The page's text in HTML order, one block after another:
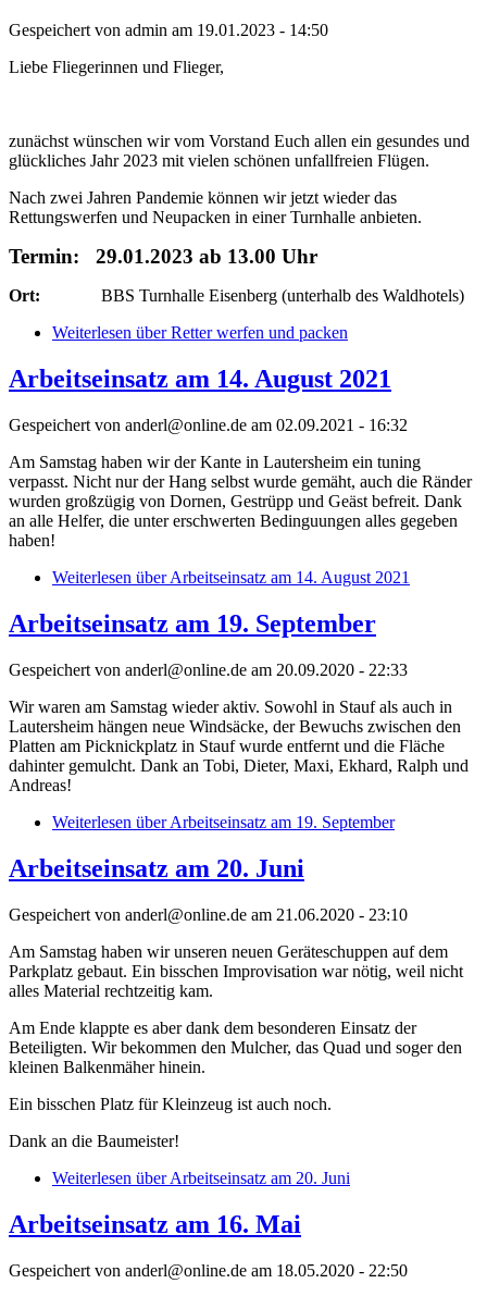
Gespeichert von admin am 19.01.2023 - 14:50
Liebe Fliegerinnen und Flieger,
zunächst wünschen wir vom Vorstand Euch allen ein gesundes und
glückliches Jahr 2023 mit vielen schönen unfallfreien Flügen.
Nach zwei Jahren Pandemie können wir jetzt wieder das
Rettungswerfen und Neupacken in einer Turnhalle anbieten.
Termin: 29.01.2023 ab 13.00 Uhr
Ort: BBS Turnhalle Eisenberg (unterhalb des Waldhotels)
Weiterlesen über Retter werfen und packen
Arbeitseinsatz am 14. August 2021
Gespeichert von anderl@online.de am 02.09.2021 - 16:32
Am Samstag haben wir der Kante in Lautersheim ein tuning
verpasst. Nicht nur der Hang selbst wurde gemäht, auch die Ränder
wurden großzügig von Dornen, Gestrüpp und Geäst befreit. Dank
an alle Helfer, die unter erschwerten Bedinguungen alles gegeben
haben!
Weiterlesen über Arbeitseinsatz am 14. August 2021
Arbeitseinsatz am 19. September
Gespeichert von anderl@online.de am 20.09.2020 - 22:33
Wir waren am Samstag wieder aktiv. Sowohl in Stauf als auch in
Lautersheim hängen neue Windsäcke, der Bewuchs zwischen den
Platten am Picknickplatz in Stauf wurde entfernt und die Fläche
dahinter gemulcht. Dank an Tobi, Dieter, Maxi, Ekhard, Ralph und
Andreas!
Weiterlesen über Arbeitseinsatz am 19. September
Arbeitseinsatz am 20. Juni
Gespeichert von anderl@online.de am 21.06.2020 - 23:10
Am Samstag haben wir unseren neuen Geräteschuppen auf dem
Parkplatz gebaut. Ein bisschen Improvisation war nötig, weil nicht
alles Material rechtzeitig kam.
Am Ende klappte es aber dank dem besonderen Einsatz der
Beteiligten. Wir bekommen den Mulcher, das Quad und soger den
kleinen Balkenmäher hinein.
Ein bisschen Platz für Kleinzeug ist auch noch.
Dank an die Baumeister!
Weiterlesen über Arbeitseinsatz am 20. Juni
Arbeitseinsatz am 16. Mai
Gespeichert von anderl@online.de am 18.05.2020 - 22:50